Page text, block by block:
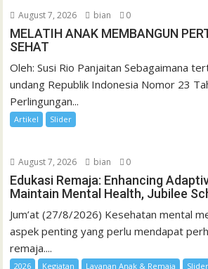
August 7, 2026 bian 0
MELATIH ANAK MEMBANGUN
SEHAT
Oleh: Susi Rio Panjaitan Sebagaimana
undang Republik Indonesia Nomor 23
Perlingungan...
Artikel Slider
August 7, 2026 bian 0
Edukasi Remaja: Enhancing
Maintain Mental Health, Jubilee
Jum’at (27/8/2026) Kesehatan mental
aspek penting yang perlu mendapat
remaja....
2026 Kegiatan Layanan Anak & Remaja Slider